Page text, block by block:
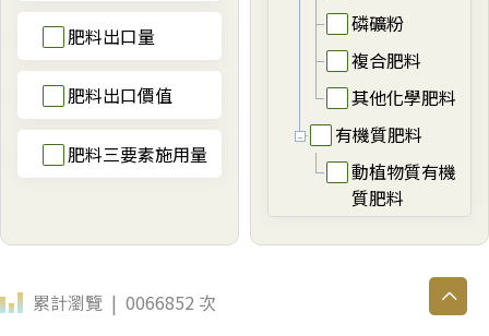
肥料出口量
肥料出口價值
肥料三要素施用量
磷礦粉
複合肥料
其他化學肥料
有機質肥料
動植物質有機
質肥料
累計瀏覽 | 0066852 次